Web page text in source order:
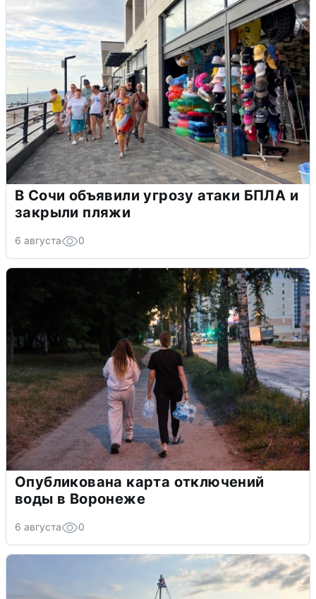
В Сочи объявили угрозу атаки БПЛА и
закрыли пляжи
6 августа 0
Опубликована карта отключений
воды в Воронеже
6 августа 0